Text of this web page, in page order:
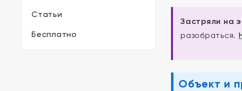
Статьи
Бесплатно
Застряли на
разобраться.
Объект и